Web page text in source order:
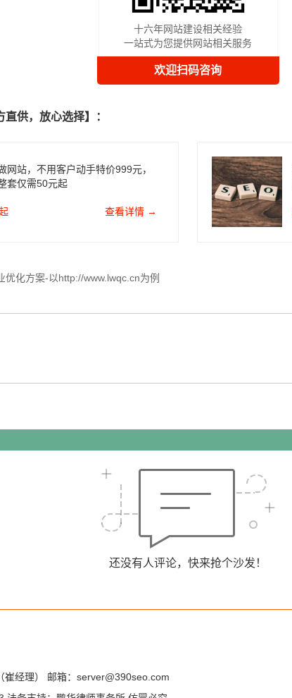
十六年网站建设相关经验
一站式为您提供网站相关服务
欢迎扫码咨询
供，放心选择】：
网站，不用客户动手特价999元，
套仅需50元起
查看详情 →
优化方案-以http://www.lwqc.cn为例
还没有人评论，快来抢个沙发！
经理） 邮箱：server@390seo.com